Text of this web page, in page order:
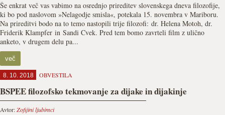
Še enkrat več vas vabimo na osrednjo prireditev slovenskega dneva filozofije,
ki bo pod naslovom »Nelagodje smisla«, potekala 15. novembra v Mariboru.
Na prireditvi bodo na to temo nastopili trije filozofi: dr. Helena Motoh, dr.
Friderik Klampfer in Sandi Cvek. Pred tem bomo zavrteli film z ulično
anketo, v drugem delu pa...
več
8. 10. 2018 OBVESTILA
BSPEE filozofsko tekmovanje za dijake in dijakinje
Avtor:Zofijini ljubimci